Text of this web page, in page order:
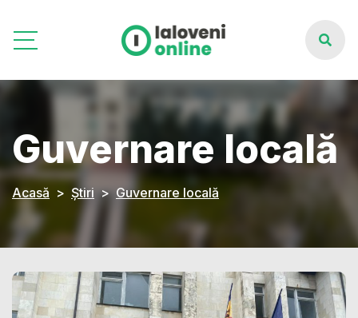
Guvernare locală
Acasă Știri Guvernare locală